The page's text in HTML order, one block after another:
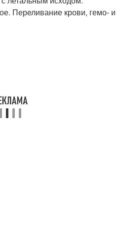
Переливание крови, гемо- и